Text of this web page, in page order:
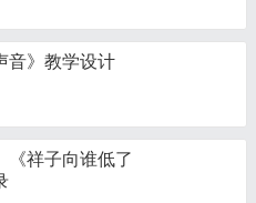
音》教学设计
《祥子向谁低了